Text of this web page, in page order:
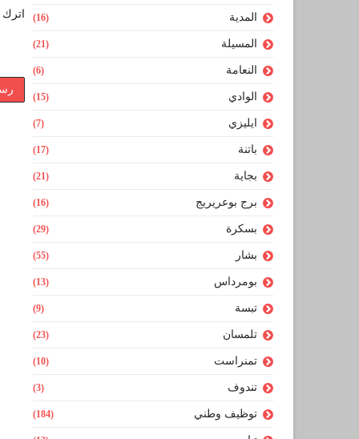
المدية (16)
المسيلة (21)
النعامة (6)
الوادي (15)
ايليزي (7)
باتنة (17)
بجاية (21)
برج بوعريريج (16)
بسكرة (29)
بشار (55)
بومرداس (13)
تبسة (9)
تلمسان (23)
تمنراست (10)
تندوف (3)
توظيف وطني (184)
اترك